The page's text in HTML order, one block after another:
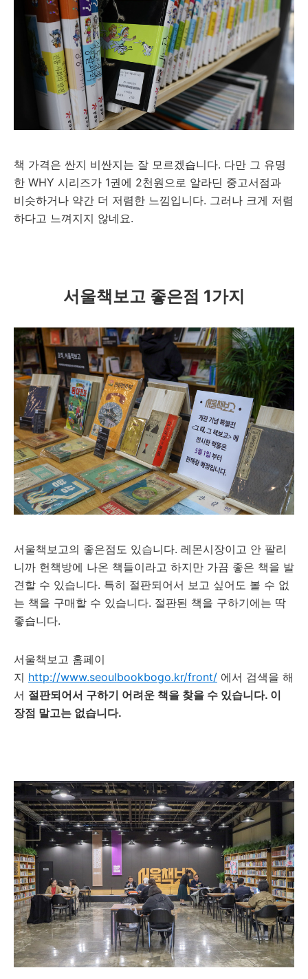
책 가격은 싼지 비싼지는 잘 모르겠습니다. 다만 그 유명
한 WHY 시리즈가 1권에 2천원으로 알라딘 중고서점과
비슷하거나 약간 더 저렴한 느낌입니다. 그러나 크게 저렴
하다고 느껴지지 않네요.
서울책보고 좋은점 1가지
서울책보고의 좋은점도 있습니다. 레몬시장이고 안 팔리
니까 헌책방에 나온 책들이라고 하지만 가끔 좋은 책을 발
견할 수 있습니다. 특히 절판되어서 보고 싶어도 볼 수 없
는 책을 구매할 수 있습니다. 절판된 책을 구하기에는 딱
좋습니다.
서울책보고 홈페이
지 http://www.seoulbookbogo.kr/front/ 에서 검색을 해
서 절판되어서 구하기 어려운 책을 찾을 수 있습니다. 이
장점 말고는 없습니다.